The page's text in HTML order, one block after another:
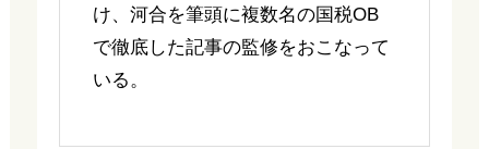
け、河合を筆頭に複数名の国税OB
で徹底した記事の監修をおこなって
いる。